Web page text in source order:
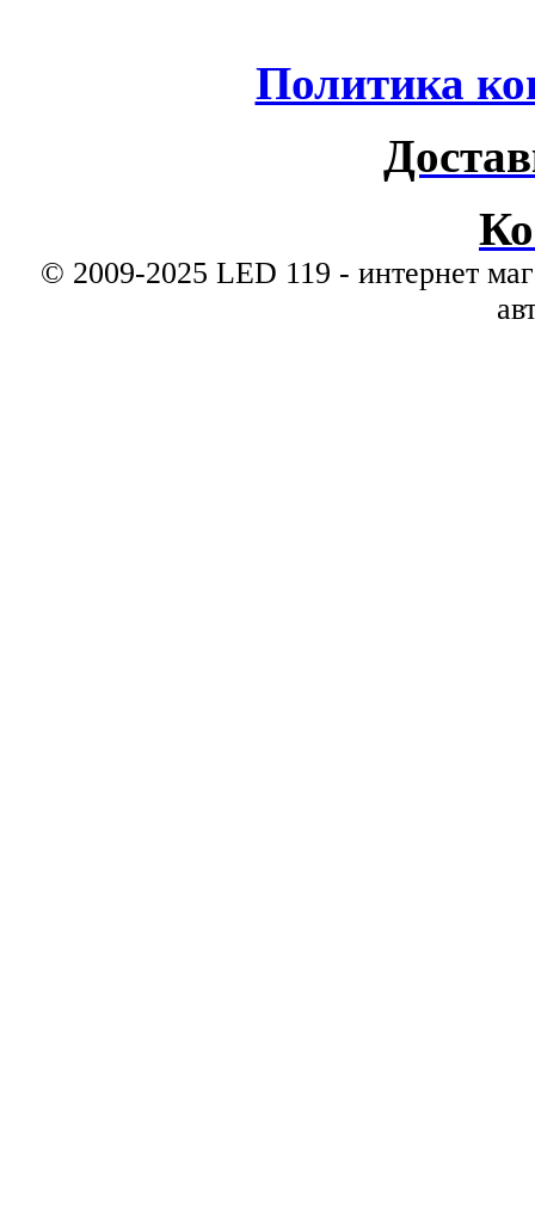
Политика
© 2009-2025 LED 119 - интернет